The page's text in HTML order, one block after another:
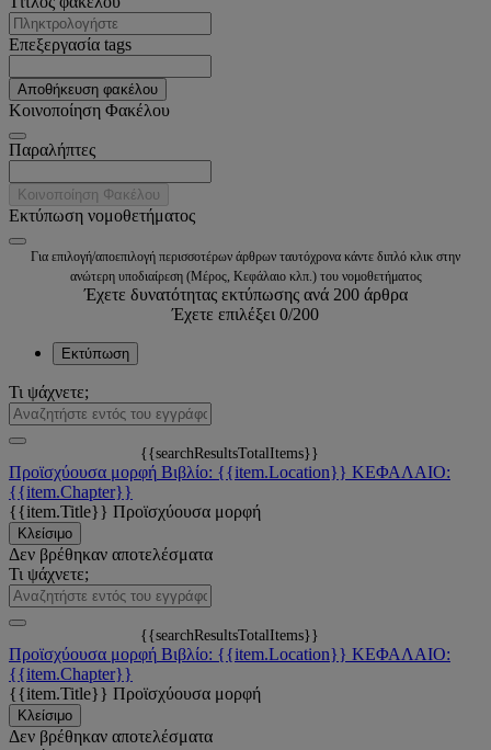
Επεξεργασία tags
Αποθήκευση φακέλου
Κοινοποίηση Φακέλου
Παραλήπτες
Κοινοποίηση Φακέλου
Εκτύπωση νομοθετήματος
Για επιλογή/αποεπιλογή περισσοτέρων άρθρων ταυτόχρονα κάντε διπλό κλικ στην
ανώτερη υποδιαίρεση (Μέρος, Κεφάλαιο κλπ.) του νομοθετήματος
Έχετε δυνατότητας εκτύπωσης ανά 200 άρθρα
Έχετε επιλέξει 0/200
Εκτύπωση
Τι ψάχνετε;
{{searchResultsTotalItems}}
Προϊσχύουσα μορφή Βιβλίο: {{item.Location}} ΚΕΦΑΛΑΙΟ:
{{item.Chapter}}
{{item.Title}} Προϊσχύουσα μορφή
Κλείσιμο
Δεν βρέθηκαν αποτελέσματα
Τι ψάχνετε;
{{searchResultsTotalItems}}
Προϊσχύουσα μορφή Βιβλίο: {{item.Location}} ΚΕΦΑΛΑΙΟ:
{{item.Chapter}}
{{item.Title}} Προϊσχύουσα μορφή
Κλείσιμο
Δεν βρέθηκαν αποτελέσματα